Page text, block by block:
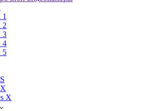
2
3
4
5
X